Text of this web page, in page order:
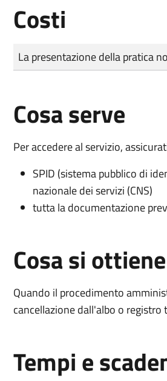
Costi
Tipo di pagamento
Importo
La presentazione della pratica
Cosa serve
Per accedere al servizio,
SPID (sistema pubblico di
nazionale dei servizi (CNS)
tutta la documentazione
Cosa si ottiene
Quando il procedimento
cancellazione dall'albo o
Tempi e